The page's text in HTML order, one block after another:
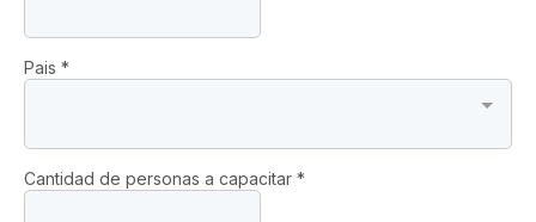
Pais *
Cantidad de personas a capacitar *